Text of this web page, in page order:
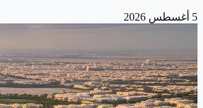
5 أغسطس 2026